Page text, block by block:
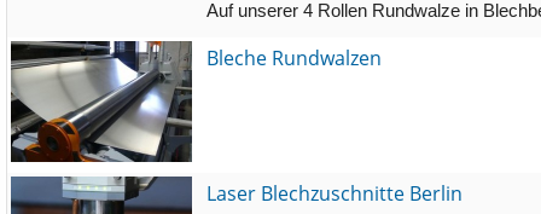
Auf unserer 4 Rollen Rundwalze in
Bleche Rundwalzen
Laser Blechzuschnitte Berlin